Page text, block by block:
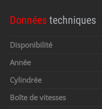
Données techniques
Disponibilité
Année
Cylindrée
Boîte de vitesses